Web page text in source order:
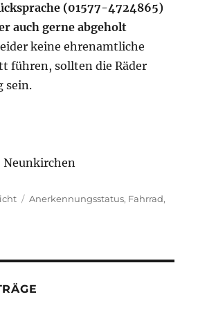
(01577-4724865)
auch gerne abgeholt
keine ehrenamtliche
führen, sollten die Räder
sein.
Schlagwörter
Anerkennungsstatus, Fahrrad,